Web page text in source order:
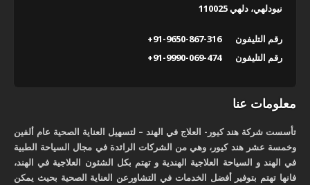
نيودلهي، دلهي 110025
+91-9650-867-316
رقم التليفون
+91-9990-069-474
رقم التليفون
معلومات عنا
تأسست شركة هند كيور- العلاج في الهند – لتسهيل العناية الصحية عام ألفين
وخمسة عشر هند كيور، وهي من الشركات الرائدة في مجال السياحة الطبية
في الهند و السياحة العلاجية الهندية و تهتم بكل الشئون العلاجية في الهند،
فانها تهتم بتوفير أفضل الخدمات في التشاورعن العناية الصحية بحيث يمكن